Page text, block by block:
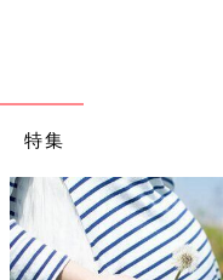
出典：Instagramアカウント「
ゆくさんは、こちらのつ
特集